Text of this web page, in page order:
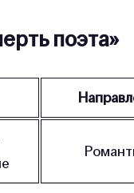
поэта»